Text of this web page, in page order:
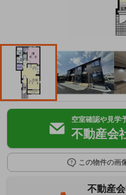
空室確認や見学
不動産会
この物件の画
不動産